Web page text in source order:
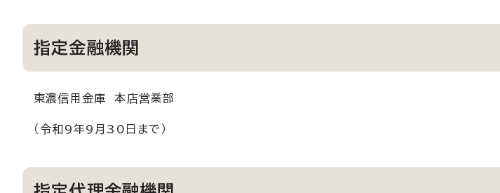
指定金融機関
東濃信用金庫 本店営業部
（令和9年9月30日まで）